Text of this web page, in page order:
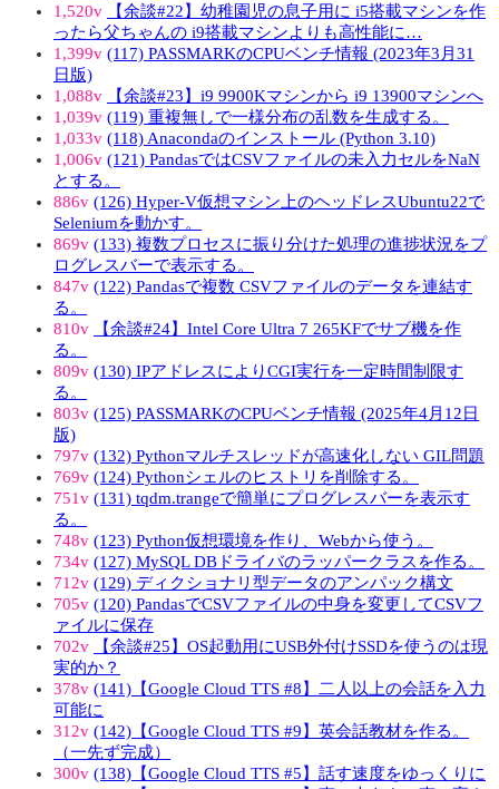
1,520v
【余談#22】幼稚園児の息子用に i5搭載マシンを作
ったら父ちゃんの i9搭載マシンよりも高性能に…
1,399v (117) PASSMARKのCPUベンチ情報 (2023年3月31
日版)
1,088v
【余談#23】i9 9900Kマシンから i9 13900マシンへ
1,039v (119) 重複無しで一様分布の乱数を生成する。
1,033v (118) Anacondaのインストール (Python 3.10)
1,006v (121) PandasではCSVファイルの未入力セルをNaN
とする。
886v (126) Hyper-V仮想マシン上のヘッドレスUbuntu22で
Seleniumを動かす。
869v (133) 複数プロセスに振り分けた処理の進捗状況をプ
ログレスバーで表示する。
847v (122) Pandasで複数 CSVファイルのデータを連結す
る。
810v
【余談#24】Intel Core Ultra 7 265KFでサブ機を作
る。
809v (130) IPアドレスによりCGI実行を一定時間制限す
る。
803v (125) PASSMARKのCPUベンチ情報 (2025年4月12日
版)
797v (132) Pythonマルチスレッドが高速化しない GIL問題
769v (124) Pythonシェルのヒストリを削除する。
751v (131) tqdm.trangeで簡単にプログレスバーを表示す
る。
748v (123) Python仮想環境を作り、Webから使う。
734v (127) MySQL DBドライバのラッパークラスを作る。
712v (129) ディクショナリ型データのアンパック構文
705v (120) PandasでCSVファイルの中身を変更してCSVフ
ァイルに保存
702v
【余談#25】OS起動用にUSB外付けSSDを使うのは現
実的か？
378v (141)【Google Cloud TTS #8】二人以上の会話を入力
可能に
312v (142)【Google Cloud TTS #9】英会話教材を作る。
（一先ず完成）
300v (138)【Google Cloud TTS #5】話す速度をゆっくりに